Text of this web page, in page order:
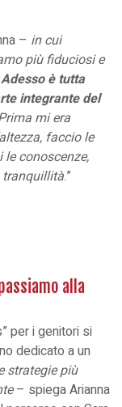
– in cui
più fiduciosi e
Adesso è tutta
integrante del
mi era
faccio le
conoscenze,
.”
alla
per i genitori si
dedicato a un
strategie più
– spiega Arianna